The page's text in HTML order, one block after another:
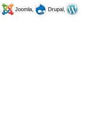
Joomla,
Drupal,